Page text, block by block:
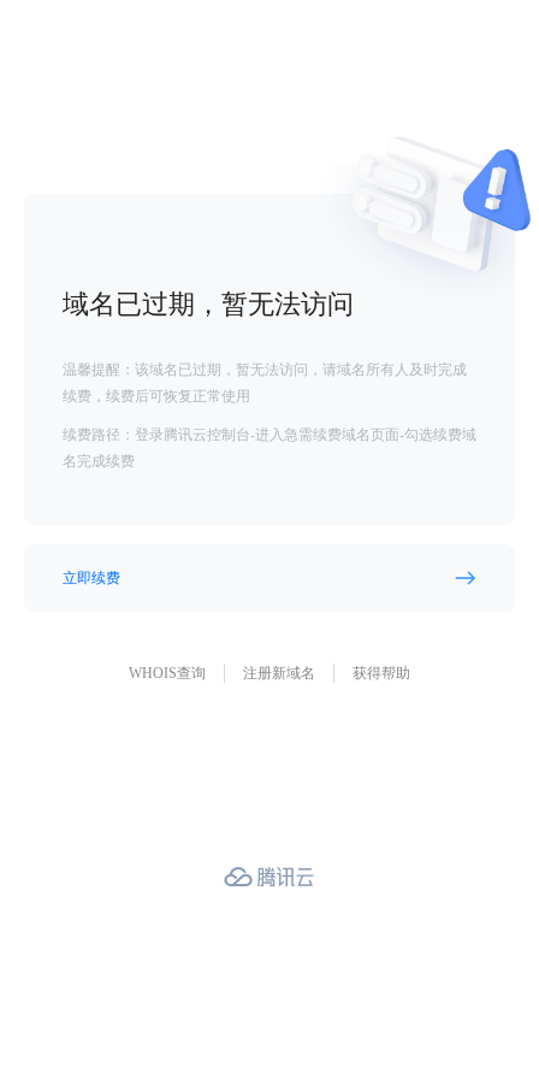
域名已过期，暂无法访问
温馨提醒：该域名已过期，暂无法访问，请域名所有人及时完成
续费，续费后可恢复正常使用
续费路径：登录腾讯云控制台-进入急需续费域名页面-勾选续费域
名完成续费
立即续费
WHOIS查询 注册新域名 获得帮助